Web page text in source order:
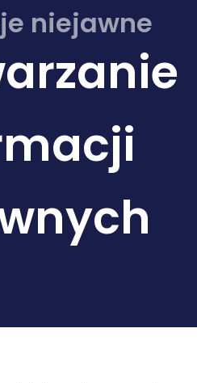
niejawne